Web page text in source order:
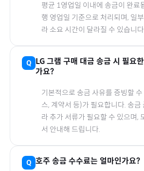
평균 1영업일 이내에 송금이 완료
행 영업일 기준으로 처리되며, 일
라 소요 시간이 달라질 수 있습니
LG 그램 구매 대금 송금 시 필요
가요?
기본적으로 송금 사유를 증빙할
스, 계약서 등)가 필요합니다. 송금
라 추가 서류가 필요할 수 있으며,
서 안내해 드립니다.
호주 송금 수수료는 얼마인가요?